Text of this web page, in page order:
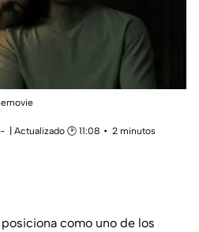
| Actualizado 🕑 11:08
2 minutos
posiciona como uno de los